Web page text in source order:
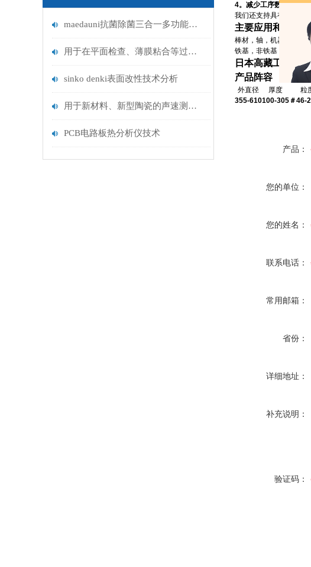
maedauni抗菌除菌三合一多功能干式过滤器的特点
用于在平面检查、薄膜粘合等过程中可视化灰尘检查灯LED Ages
sinko denki表面改性技术分析
用于新材料、新型陶瓷的声速测量装置UVM-2介绍
PCB电路板热分析仪技术
4。减少工序数量并消
我们还支持具有不同粒
主要应用和材料
棒材，轴，机器零件等
铁基，非铁基（SUS，
日本高藏工业
产品阵容
外直径 厚度 粒
355-610100-305＃46-
产品：
您的单位：
您的姓名：
联系电话：
常用邮箱：
省份：
详细地址：
补充说明：
验证码：